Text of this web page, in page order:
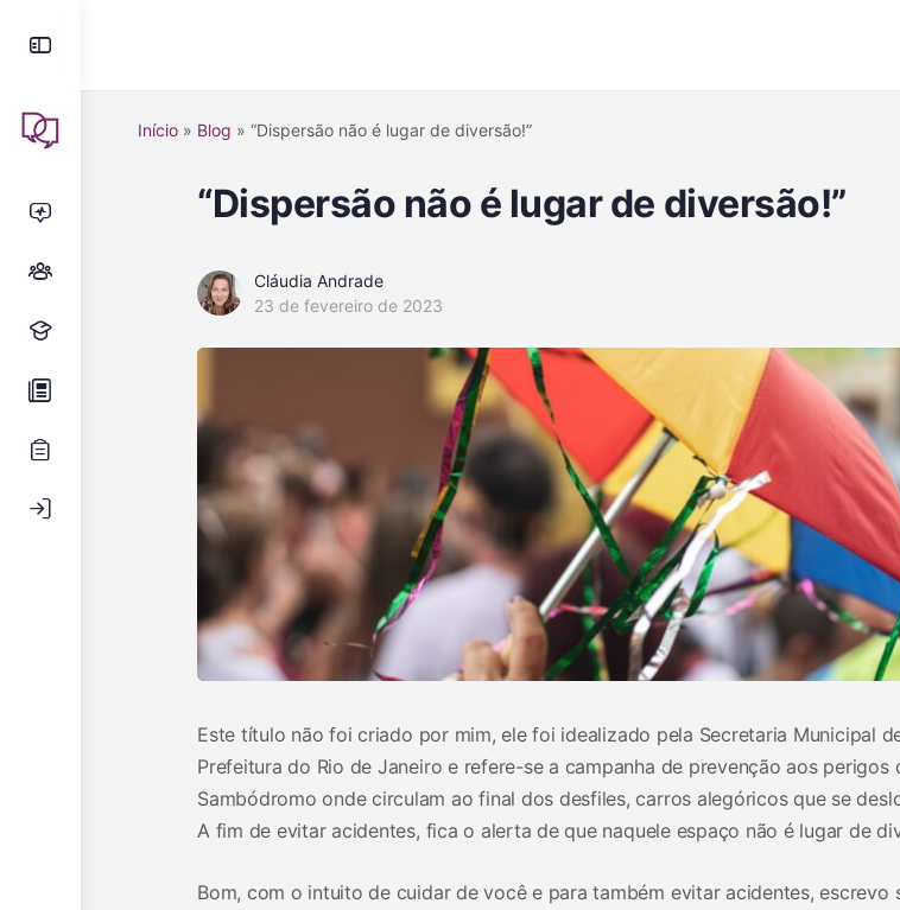
Início » Blog » “Dispersão não é lugar de diversão!”
“Dispersão não é lugar de diversão!”
Cláudia Andrade
23 de fevereiro de 2023
Este título não foi criado por mim, ele foi idealizado pela Secretaria Municipal
Prefeitura do Rio de Janeiro e refere-se a campanha de prevenção aos perigos
Sambódromo onde circulam ao final dos desfiles, carros alegóricos que se
A fim de evitar acidentes, fica o alerta de que naquele espaço não é lugar de
Bom, com o intuito de cuidar de você e para também evitar acidentes, escrevo